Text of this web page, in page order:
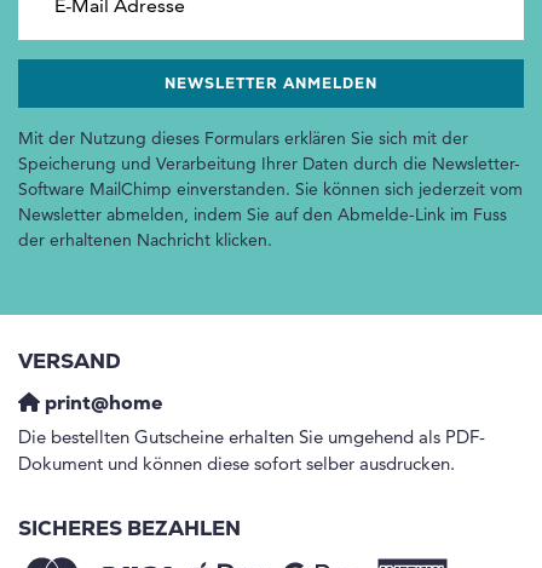
Mit der Nutzung dieses Formulars erklären Sie sich mit der
Speicherung und Verarbeitung Ihrer Daten durch die Newsletter-
Software MailChimp einverstanden. Sie können sich jederzeit vom
Newsletter abmelden, indem Sie auf den Abmelde-Link im Fuss
der erhaltenen Nachricht klicken.
VERSAND
print@home
Die bestellten Gutscheine erhalten Sie umgehend als PDF-
Dokument und können diese sofort selber ausdrucken.
SICHERES BEZAHLEN